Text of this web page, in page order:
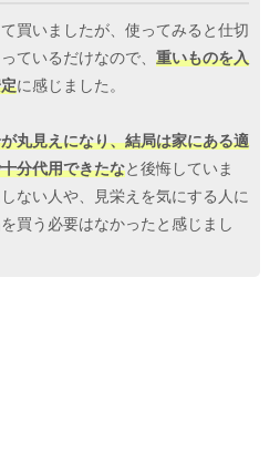
買いましたが、使ってみると仕切
ているだけなので、 重いものを入
に感じました。
丸見えになり、結局は家にある適
分代用できたなと後悔していま
ない人や、見栄えを気にする人に
買う必要はなかったと感じまし